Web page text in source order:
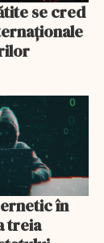
se cred
în
treia